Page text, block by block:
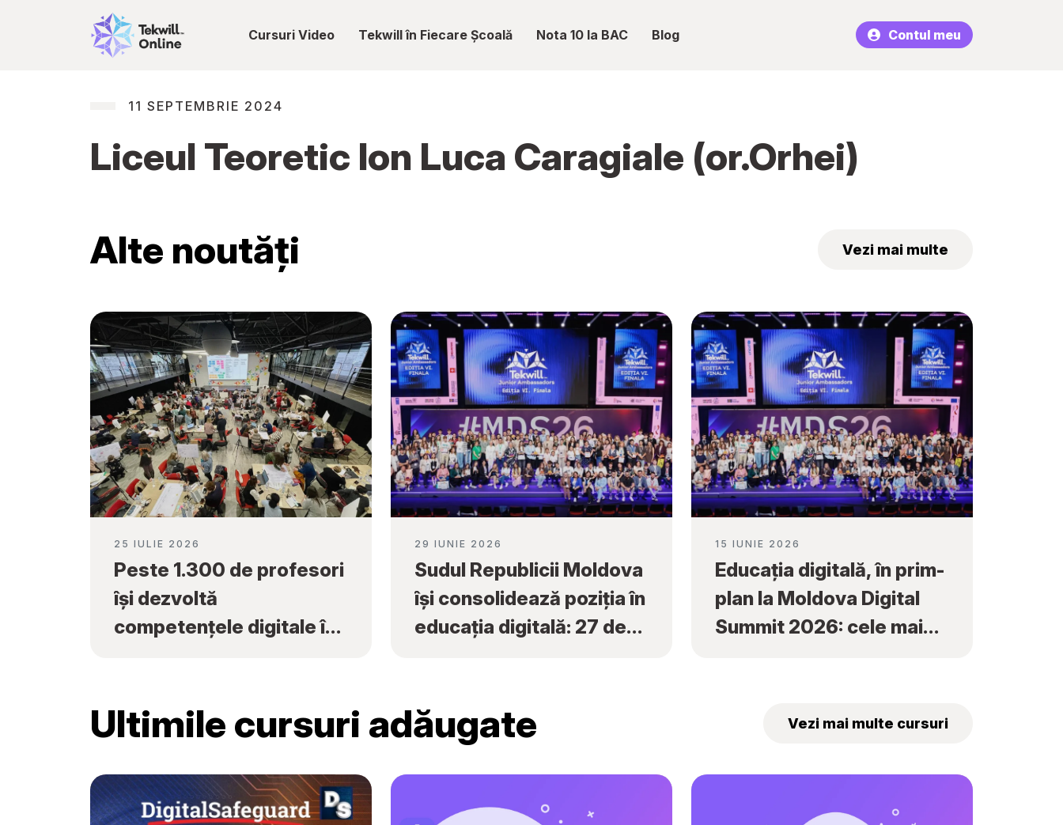
Cursuri Video Tekwill în Fiecare Școală Nota 10 la BAC Blog Contul meu
11 SEPTEMBRIE 2024
Liceul Teoretic Ion Luca Caragiale (or.Orhei)
Alte noutăți
Vezi mai multe
25 IULIE 2026
Peste 1.300 de profesori
își dezvoltă
competențele digitale în
Școală”
29 IUNIE 2026
Sudul Republicii Moldova
își consolidează poziția în
educația digitală: 27 de
Ambassadors”
15 IUNIE 2026
Educația digitală, în prim-
plan la Moldova Digital
Summit 2026: cele mai
„Tekwill Junior
Ultimile cursuri adăugate Vezi mai multe cursuri